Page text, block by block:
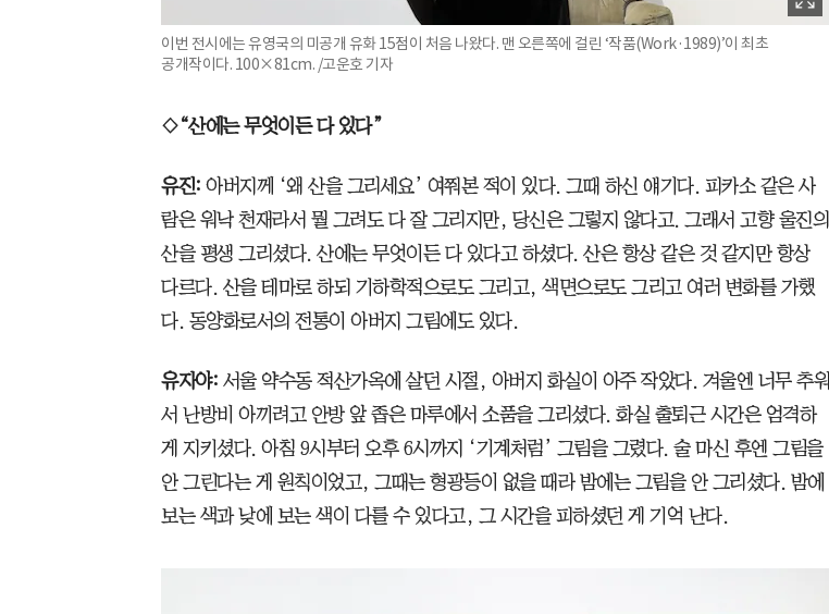
이번 전시에는 유영국의 미공개 유화 15점이 처음 나왔다. 맨 오른쪽에 걸린 ‘작품(Work·1989)’이 최초
공개작이다. 100×81cm. /고운호 기자
◇“산에는 무엇이든 다 있다”
유진: 아버지께 ‘왜 산을 그리세요’ 여쭤본 적이 있다. 그때 하신 얘기다. 피카소 같은 사
람은 워낙 천재라서 뭘 그려도 다 잘 그리지만, 당신은 그렇지 않다고. 그래서 고향 울진의
산을 평생 그리셨다. 산에는 무엇이든 다 있다고 하셨다. 산은 항상 같은 것 같지만 항상
다르다. 산을 테마로 하되 기하학적으로도 그리고, 색면으로도 그리고 여러 변화를 가했
다. 동양화로서의 전통이 아버지 그림에도 있다.
유자야: 서울 약수동 적산가옥에 살던 시절, 아버지 화실이 아주 작았다. 겨울엔 너무 추워
서 난방비 아끼려고 안방 앞 좁은 마루에서 소품을 그리셨다. 화실 출퇴근 시간은 엄격하
게 지키셨다. 아침 9시부터 오후 6시까지 ‘기계처럼’ 그림을 그렸다. 술 마신 후엔 그림을
안 그린다는 게 원칙이었고, 그때는 형광등이 없을 때라 밤에는 그림을 안 그리셨다. 밤에
보는 색과 낮에 보는 색이 다를 수 있다고, 그 시간을 피하셨던 게 기억 난다.